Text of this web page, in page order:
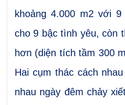
khoảng 4.000 m2 với
cho 9 bậc tình yêu, còn
hơn (diện tích tầm 300
Hai cụm thác cách
nhau ngày đêm chảy